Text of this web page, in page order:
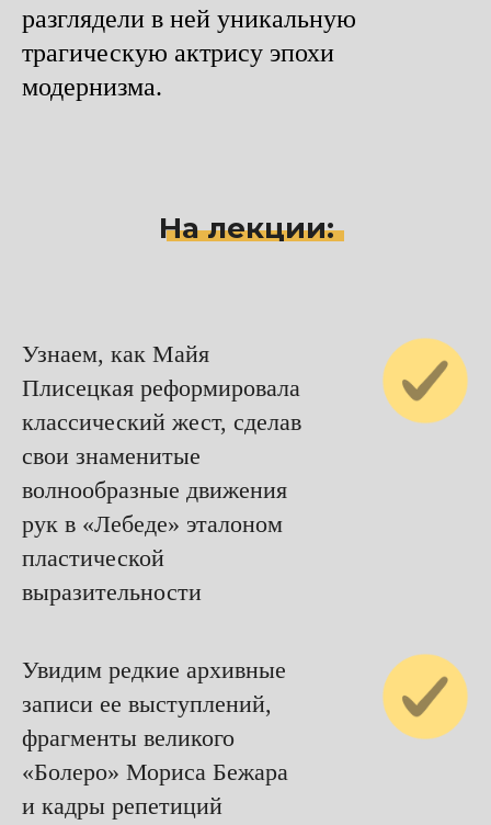
разглядели в ней уникальную
трагическую актрису эпохи
модернизма.
На лекции:
Узнаем, как Майя
Плисецкая реформировала
классический жест, сделав
свои знаменитые
волнообразные движения
рук в «Лебеде» эталоном
пластической
выразительности
Увидим редкие архивные
записи ее выступлений,
фрагменты великого
«Болеро» Мориса Бежара
и кадры репетиций